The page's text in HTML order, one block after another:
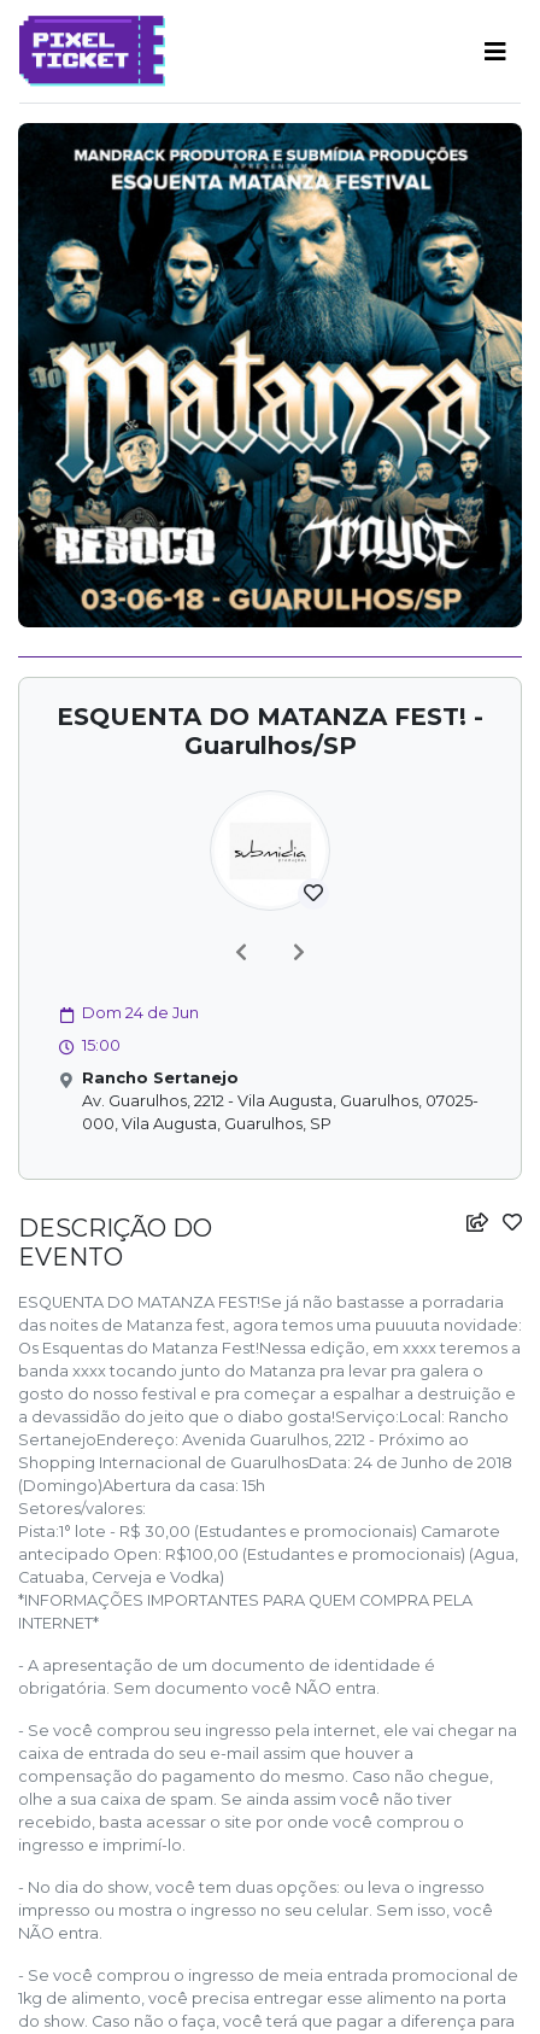
ESQUENTA DO MATANZA FEST! -
Guarulhos/SP
PreviousNext
Dom 24 de Jun
15:00
Rancho Sertanejo
Av. Guarulhos, 2212 - Vila Augusta, Guarulhos, 07025-
000, Vila Augusta, Guarulhos, SP
DESCRIÇÃO DO
EVENTO
ESQUENTA DO MATANZA FEST!Se já não bastasse a porradaria
das noites de Matanza fest, agora temos uma puuuuta novidade:
Os Esquentas do Matanza Fest!Nessa edição, em xxxx teremos a
banda xxxx tocando junto do Matanza pra levar pra galera o
gosto do nosso festival e pra começar a espalhar a destruição e
a devassidão do jeito que o diabo gosta!Serviço:Local: Rancho
SertanejoEndereço: Avenida Guarulhos, 2212 - Próximo ao
Shopping Internacional de GuarulhosData: 24 de Junho de 2018
(Domingo)Abertura da casa: 15h
Setores/valores:
Pista:1° lote - R$ 30,00 (Estudantes e promocionais) Camarote
antecipado Open: R$100,00 (Estudantes e promocionais) (Agua,
Catuaba, Cerveja e Vodka)
*INFORMAÇÕES IMPORTANTES PARA QUEM COMPRA PELA
INTERNET*
- A apresentação de um documento de identidade é
obrigatória. Sem documento você NÃO entra.
- Se você comprou seu ingresso pela internet, ele vai chegar na
caixa de entrada do seu e-mail assim que houver a
compensação do pagamento do mesmo. Caso não chegue,
olhe a sua caixa de spam. Se ainda assim você não tiver
recebido, basta acessar o site por onde você comprou o
ingresso e imprimí-lo.
- No dia do show, você tem duas opções: ou leva o ingresso
impresso ou mostra o ingresso no seu celular. Sem isso, você
NÃO entra.
- Se você comprou o ingresso de meia entrada promocional de
1kg de alimento, você precisa entregar esse alimento na porta
do show. Caso não o faça, você terá que pagar a diferença para